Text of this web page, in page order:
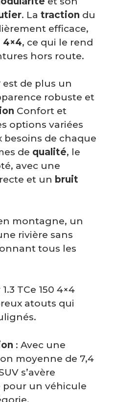
. La traction du
efficace,
4×4, ce qui le rend
hors route.
est de plus un
robuste et
Confort et
options variées
de chaque
de qualité, le
avec une
et un bruit
montagne, un
rivière sans
tous les
TCe 150 4×4
atouts qui
: Avec une
moyenne de 7,4
s’avère
pour un véhicule